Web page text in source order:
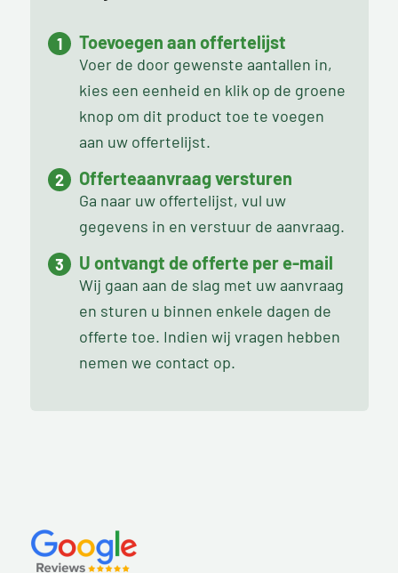
Toevoegen aan offertelijst
Voer de door gewenste aantallen in,
kies een eenheid en klik op de groene
knop om dit product toe te voegen
aan uw offertelijst.
Offerteaanvraag versturen
Ga naar uw offertelijst, vul uw
gegevens in en verstuur de aanvraag.
U ontvangt de offerte per e-mail
Wij gaan aan de slag met uw aanvraag
en sturen u binnen enkele dagen de
offerte toe. Indien wij vragen hebben
nemen we contact op.